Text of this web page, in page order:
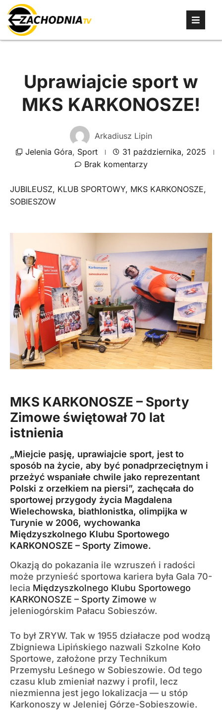
Uprawiajcie sport w
MKS KARKONOSZE!
Arkadiusz Lipin
Jelenia Góra, Sport
31 października, 2025
Brak komentarzy
JUBILEUSZ, KLUB SPORTOWY, MKS KARKONOSZE,
SOBIESZOW
MKS KARKONOSZE – Sporty
Zimowe świętował 70 lat
istnienia
„Miejcie pasję, uprawiajcie sport, jest to
sposób na życie, aby być ponadprzeciętnym i
przeżyć wspaniałe chwile jako reprezentant
Polski z orzełkiem na piersi”, zachęcała do
sportowej przygody życia Magdalena
Wielechowska, biathlonistka, olimpijka w
Turynie w 2006, wychowanka
Międzyszkolnego Klubu Sportowego
KARKONOSZE – Sporty Zimowe.
Okazją do pokazania ile wzruszeń i radości
może przynieść sportowa kariera była Gala 70-
lecia Międzyszkolnego Klubu Sportowego
KARKONOSZE – Sporty Zimowe w
jeleniogórskim Pałacu Sobieszów.
To był ZRYW. Tak w 1955 działacze pod wodzą
Zbigniewa Lipińskiego nazwali Szkolne Koło
Sportowe, założone przy Technikum
Przemysłu Leśnego w Sobieszowie. Od tego
czasu klub zmieniał nazwy i profil, lecz
niezmienna jest jego lokalizacja — u stóp
Karkonoszy w Jeleniej Górze-Sobieszowie.